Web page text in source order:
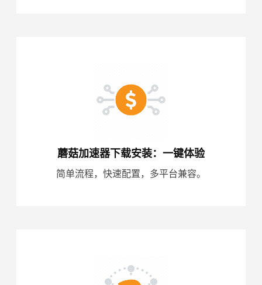
蘑菇加速器下载安装：一键体验
简单流程，快速配置，多平台兼容。